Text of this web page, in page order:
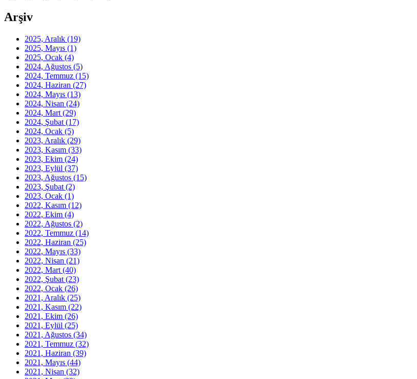
Arşiv
2025, Aralık (19)
2025, Mayıs (1)
2025, Ocak (4)
2024, Ağustos (5)
2024, Temmuz (15)
2024, Haziran (27)
2024, Mayıs (13)
2024, Nisan (24)
2024, Mart (29)
2024, Şubat (17)
2024, Ocak (5)
2023, Aralık (29)
2023, Kasım (33)
2023, Ekim (24)
2023, Eylül (37)
2023, Ağustos (15)
2023, Şubat (2)
2023, Ocak (1)
2022, Kasım (12)
2022, Ekim (4)
2022, Ağustos (2)
2022, Temmuz (14)
2022, Haziran (25)
2022, Mayıs (33)
2022, Nisan (21)
2022, Mart (40)
2022, Şubat (23)
2022, Ocak (26)
2021, Aralık (25)
2021, Kasım (22)
2021, Ekim (26)
2021, Eylül (25)
2021, Ağustos (34)
2021, Temmuz (32)
2021, Haziran (39)
2021, Mayıs (44)
2021, Nisan (32)